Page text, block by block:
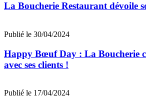
La Boucherie Restaurant dévoile
Publié le 30/04/2024
Happy Bœuf Day : La Boucherie
avec ses clients !
Publié le 17/04/2024